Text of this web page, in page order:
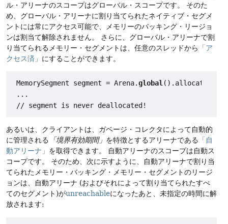
ル・アリーナのスコープはグローバル・スコープです。
そのた
め、グローバル・アリーナに割り当てられたネイティブ・セグメ
ントには常にアクセス可能で、メモリーのバッキング・リージョ
ンは割当て解除されません。
さらに、グローバル・アリーナで割
り当てられるメモリー・セグメントは、任意のスレッドから
「ア
クセス済」 にすることができます。
MemorySegment segment = Arena.global
...
あるいは、クライアントは、ガベージ・コレクタによって自動的
に管理される 「境界有効期間」 を特徴とするアリーナである 「自
動アリーナ」 を取得できます。
自動アリーナのスコープは自動ス
コープです。
そのため、次に示すように、自動アリーナで割り当
てられたメモリー・バッキング・メモリー・セグメントのリージ
ョンは、自動アリーナ (およびそれによって割り当てられたすべ
てのセグメント)がunreachableになったあと、未指定の時間に解
放されます: